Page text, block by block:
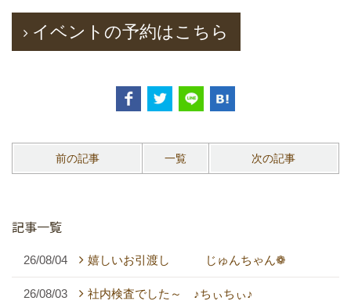
イベントの予約はこちら
前の記事 一覧 次の記事
記事一覧
26/08/04 嬉しいお引渡し じゅんちゃん❁
26/08/03 社内検査でした～ ♪ちぃちぃ♪